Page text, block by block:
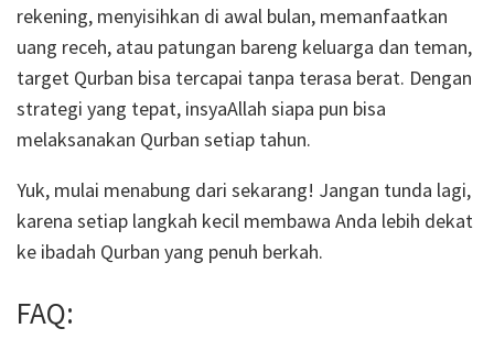
rekening, menyisihkan di awal bulan, memanfaatkan
uang receh, atau patungan bareng keluarga dan teman,
target Qurban bisa tercapai tanpa terasa berat. Dengan
strategi yang tepat, insyaAllah siapa pun bisa
melaksanakan Qurban setiap tahun.
Yuk, mulai menabung dari sekarang! Jangan tunda lagi,
karena setiap langkah kecil membawa Anda lebih dekat
ke ibadah Qurban yang penuh berkah.
FAQ: